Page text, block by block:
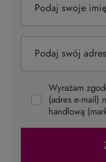
Podaj swoje imię
Podaj swój
Wyrażam
(adres e-mail)
handlową